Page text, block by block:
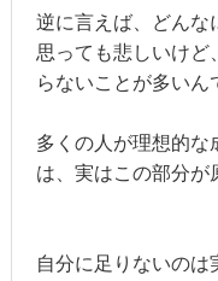
逆に言えば、どんな
思っても悲しいけど
らないことが多いん
多くの人が理想的な
は、実はこの部分が
自分に足りないの